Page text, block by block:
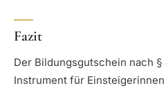
Fazit
Der Bildungsgutschein nach §
Instrument für